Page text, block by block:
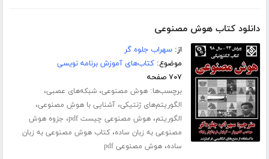
دانلود کتاب هوش مصنوعی
از:سهراب جلوه گر
موضوع:کتاب‌های آموزش برنامه نویسی
۷۰۷ صفحه
برچسب‌ها:هوش مصنوعی،شبکه‌های عصبی،
الگوریتم‌های ژنتیکی،آشنایی با هوشِ مصنوعی،
الگوریتم،هوش مصنوعی چیست pdf ، جزوه هوش
مصنوعی به زبان ساده،کتاب هوش مصنوعی به زبان
ساده،هوش مصنوعی pdf